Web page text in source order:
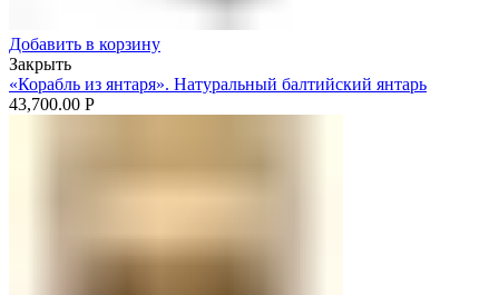
Добавить в корзину
Закрыть
«Корабль из янтаря». Натуральный балтийский янтарь
43,700.00 Р